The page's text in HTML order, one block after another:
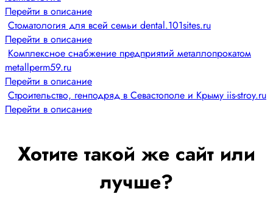
Перейти в описание
Стоматология для всей семьи dental.101sites.ru
Перейти в описание
Комплексное снабжение предприятий металлопрокатом
metallperm59.ru
Перейти в описание
Строительство, генподряд в Севастополе и Крыму iis-stroy.ru
Перейти в описание
Хотите такой же сайт или
лучше?